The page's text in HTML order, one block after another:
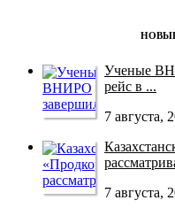
Ученые
рейс в ...
7 августа,
7 августа,